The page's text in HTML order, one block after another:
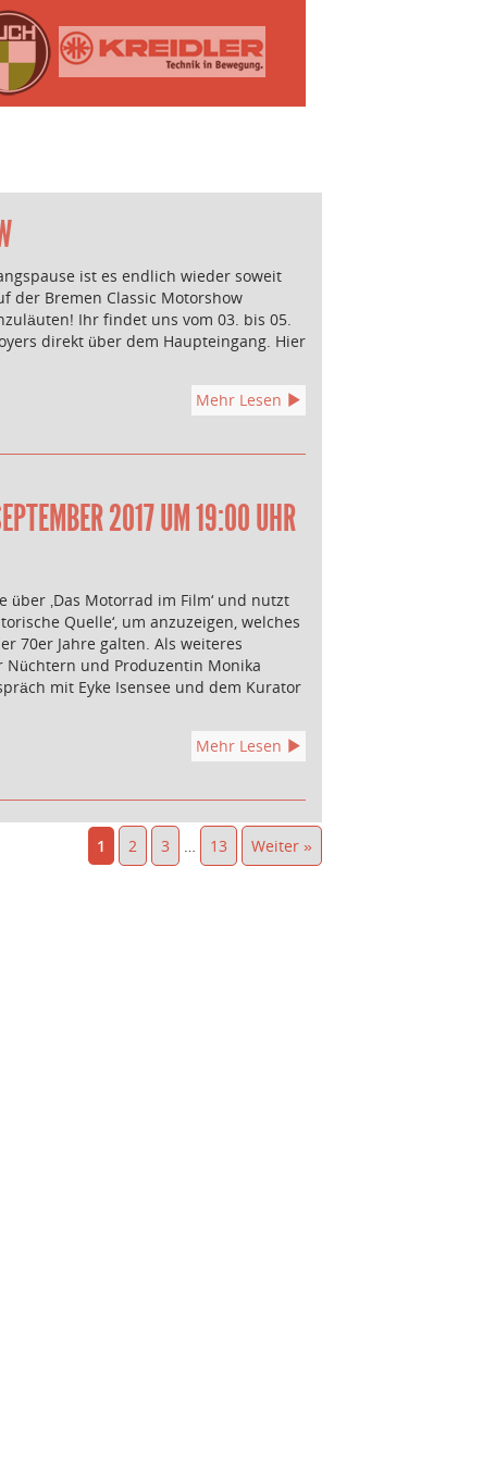
ist es endlich wieder soweit
der Bremen Classic Motorshow
Ihr findet uns vom 03. bis 05.
direkt über dem Haupteingang. Hier
Mehr Lesen
2017 UM 19:00 UHR
über ‚Das Motorrad im Film‘ und nutzt
Quelle‘, um anzuzeigen, welches
70er Jahre galten. Als weiteres
Nüchtern und Produzentin Monika
mit Eyke Isensee und dem Kurator
Mehr Lesen
1 2 3 … 13 Weiter »